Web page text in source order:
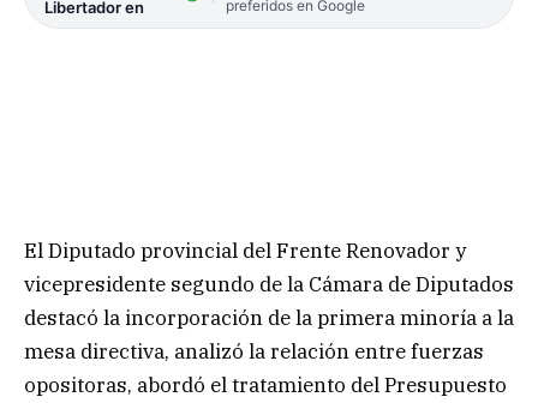
Libertador en
preferidos en Google
El Diputado provincial del Frente Renovador y
vicepresidente segundo de la Cámara de Diputados
destacó la incorporación de la primera minoría a la
mesa directiva, analizó la relación entre fuerzas
opositoras, abordó el tratamiento del Presupuesto